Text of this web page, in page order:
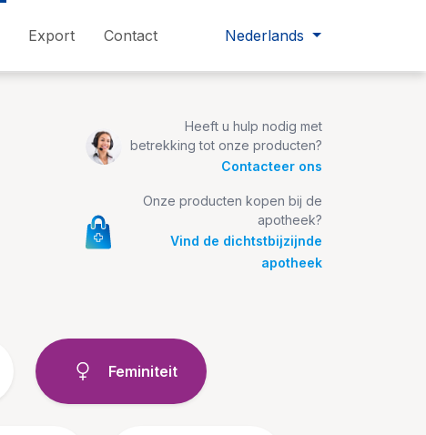
Export Contact Nederlands
Heeft u hulp nodig met
betrekking tot onze producten?
Contacteer ons
Onze producten kopen bij de
apotheek?
Vind de dichtstbijzijnde
apotheek
Feminiteit